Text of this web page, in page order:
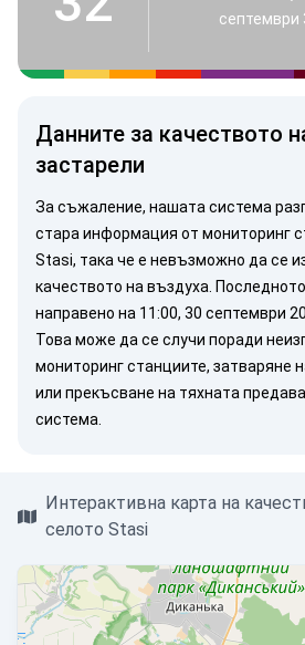
септември
Данните за качеството
застарели
За съжаление, нашата система
стара информация от мониторинг
Stasi, така че е невъзможно да се
качеството на въздуха.
направено на 11:00, 30 септември
Това може да се случи поради
мониторинг станциите, затваряне
или прекъсване на тяхната
система.
Интерактивна карта на
селото Stasi